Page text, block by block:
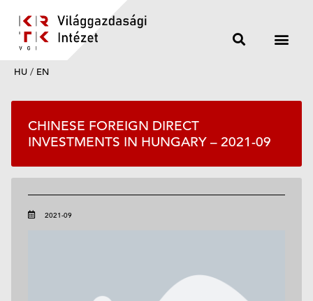
HU / EN
CHINESE FOREIGN DIRECT
INVESTMENTS IN HUNGARY – 2021-09
2021-09